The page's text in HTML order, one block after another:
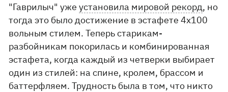
"Гаврилыч" ужеустановила мировой рекорд, но
тогда это было достижение в эстафете 4х100
вольным стилем. Теперь старикам-
разбойникам покорилась и комбинированная
эстафета, когда каждый из четверки выбирает
один из стилей: на спине, кролем, брассом и
баттерфляем. Трудность была в том, что никто